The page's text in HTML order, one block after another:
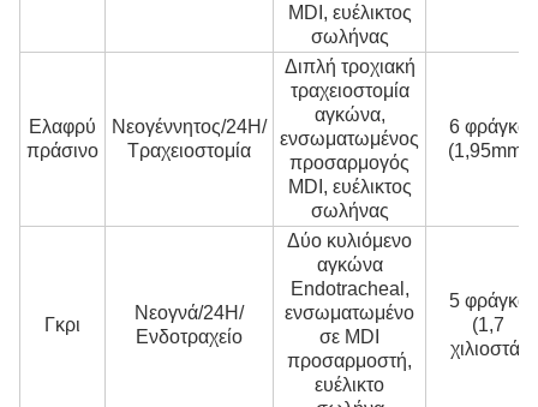
MDI, ευέλικτος
σωλήνας
Ελαφρύ
πράσινο
Νεογέννητος/24H/
Τραχειοστομία
Διπλή τροχιακή
τραχειοστομία
αγκώνα,
ενσωματωμένος
προσαρμογός
MDI, ευέλικτος
σωλήνας
6 φράγκα
(1,95mm)
Γκρι
Νεογνά/24H/
Ενδοτραχείο
Δύο κυλιόμενο
αγκώνα
Endotracheal,
ενσωματωμένο
σε MDI
προσαρμοστή,
ευέλικτο
5 φράγκα
(1,7
χιλιοστά)